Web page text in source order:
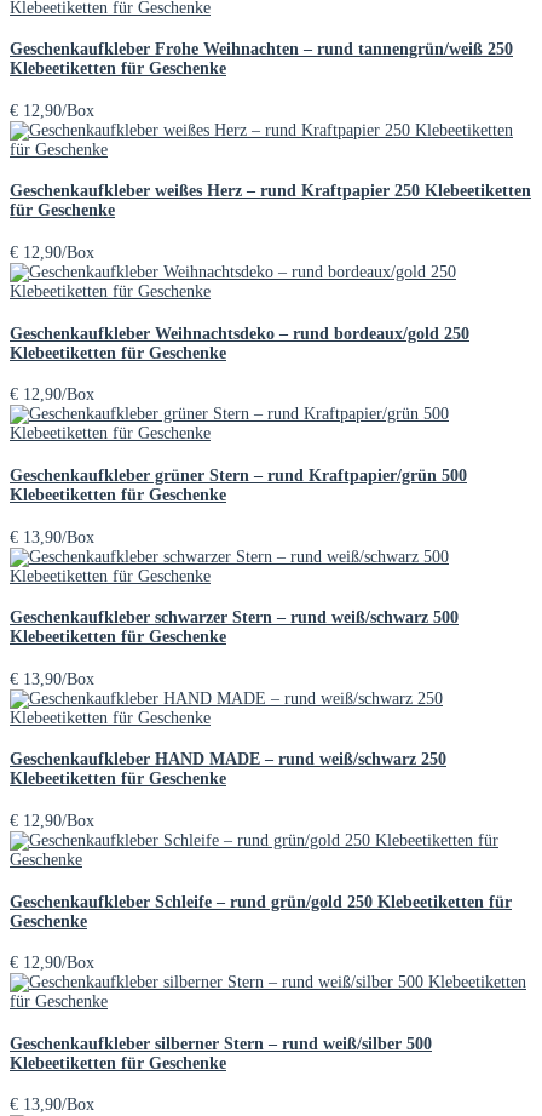
Geschenkaufkleber Frohe Weihnachten – rund tannengrün/weiß 250
Klebeetiketten für Geschenke
€ 12,90/Box
Geschenkaufkleber weißes Herz – rund Kraftpapier 250 Klebeetiketten
für Geschenke
€ 12,90/Box
Geschenkaufkleber Weihnachtsdeko – rund bordeaux/gold 250
Klebeetiketten für Geschenke
€ 12,90/Box
Geschenkaufkleber grüner Stern – rund Kraftpapier/grün 500
Klebeetiketten für Geschenke
€ 13,90/Box
Geschenkaufkleber schwarzer Stern – rund weiß/schwarz 500
Klebeetiketten für Geschenke
€ 13,90/Box
Geschenkaufkleber HAND MADE – rund weiß/schwarz 250
Klebeetiketten für Geschenke
€ 12,90/Box
Geschenkaufkleber Schleife – rund grün/gold 250 Klebeetiketten für
Geschenke
€ 12,90/Box
Geschenkaufkleber silberner Stern – rund weiß/silber 500
Klebeetiketten für Geschenke
€ 13,90/Box